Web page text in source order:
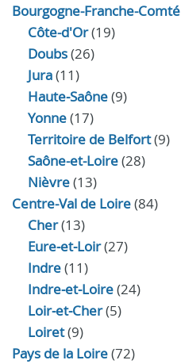
Bourgogne-Franche-Comté
Côte-d'Or(19)
Doubs(26)
Jura(11)
Haute‑Saône(9)
Yonne(17)
Territoire de Belfort(9)
Saône-et-Loire(28)
Nièvre(13)
Centre-Val de Loire(84)
Cher(13)
Eure‑et‑Loir(27)
Indre(11)
Indre‑et‑Loire(24)
Loir‑et‑Cher(5)
Loiret(9)
Pays de la Loire(72)